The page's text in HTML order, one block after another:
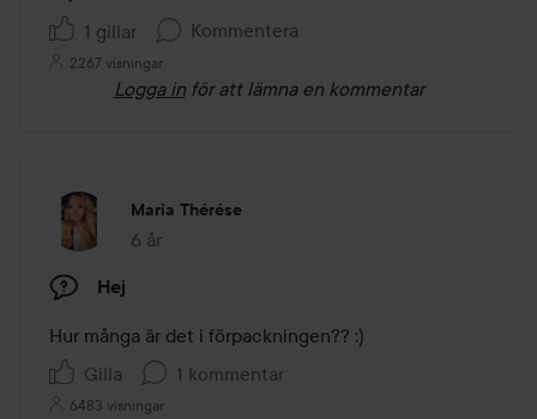
1 gillar
Kommentera
2267 visningar
Logga in för att lämna en kommentar
Maria Thérése
6 år
Inlägget skapades 6 år
Hej
Hur många är det i förpackningen?? :)
Gilla
1 kommentar
6483 visningar